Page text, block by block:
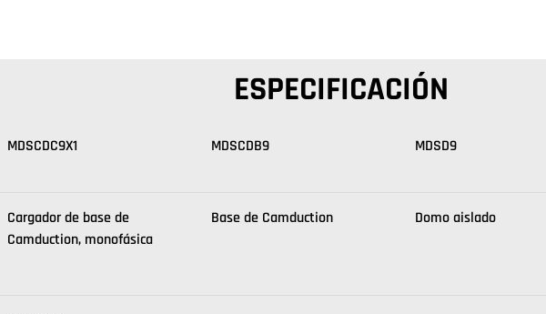
ESPECIFICACIÓN
MDSCDC9X1 MDSCDB9 MDSD9
Cargador de base de
Camduction, monofásica
Base de Camduction Domo aislado